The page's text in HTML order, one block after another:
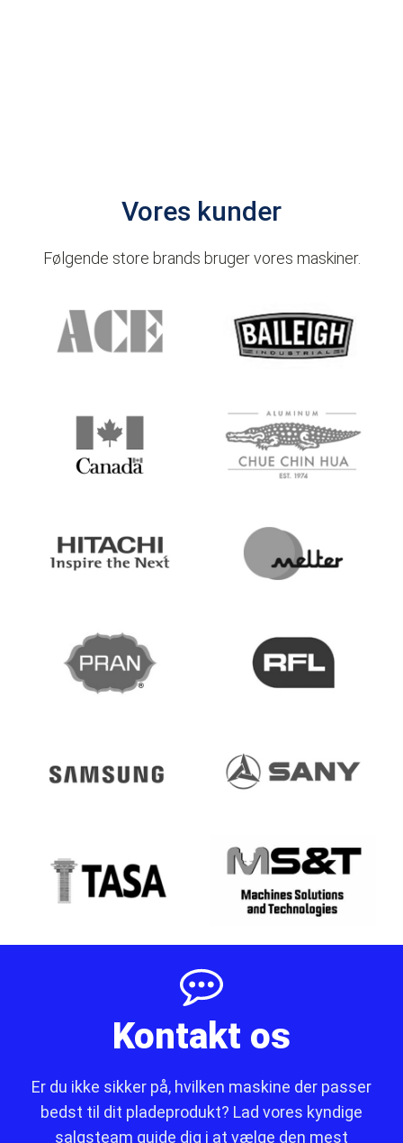
Vores kunder
Følgende store brands bruger vores maskiner.
Kontakt os
Er du ikke sikker på, hvilken maskine der passer
bedst til dit pladeprodukt? Lad vores kyndige
salgsteam guide dig i at vælge den mest